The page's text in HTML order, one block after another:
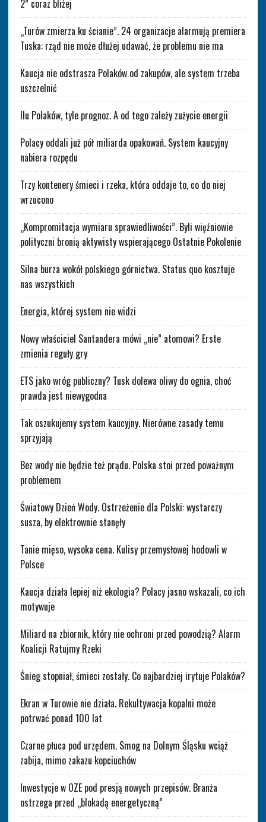
2” coraz bliżej
„Turów zmierza ku ścianie”. 24 organizacje alarmują premiera
Tuska: rząd nie może dłużej udawać, że problemu nie ma
Kaucja nie odstrasza Polaków od zakupów, ale system trzeba
uszczelnić
Ilu Polaków, tyle prognoz. A od tego zależy zużycie energii
Polacy oddali już pół miliarda opakowań. System kaucyjny
nabiera rozpędu
Trzy kontenery śmieci i rzeka, która oddaje to, co do niej
wrzucono
„Kompromitacja wymiaru sprawiedliwości”. Byli więźniowie
polityczni bronią aktywisty wspierającego Ostatnie Pokolenie
Silna burza wokół polskiego górnictwa. Status quo kosztuje
nas wszystkich
Energia, której system nie widzi
Nowy właściciel Santandera mówi „nie” atomowi? Erste
zmienia reguły gry
ETS jako wróg publiczny? Tusk dolewa oliwy do ognia, choć
prawda jest niewygodna
Tak oszukujemy system kaucyjny. Nierówne zasady temu
sprzyjają
Bez wody nie będzie też prądu. Polska stoi przed poważnym
problemem
Światowy Dzień Wody. Ostrzeżenie dla Polski: wystarczy
susza, by elektrownie stanęły
Tanie mięso, wysoka cena. Kulisy przemysłowej hodowli w
Polsce
Kaucja działa lepiej niż ekologia? Polacy jasno wskazali, co ich
motywuje
Miliard na zbiornik, który nie ochroni przed powodzią? Alarm
Koalicji Ratujmy Rzeki
Śnieg stopniał, śmieci zostały. Co najbardziej irytuje Polaków?
Ekran w Turowie nie działa. Rekultywacja kopalni może
potrwać ponad 100 lat
Czarne płuca pod urzędem. Smog na Dolnym Śląsku wciąż
zabija, mimo zakazu kopciuchów
Inwestycje w OZE pod presją nowych przepisów. Branża
ostrzega przed „blokadą energetyczną”